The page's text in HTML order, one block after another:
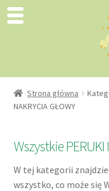
Strona główna
NAKRYCIA GŁOWY
Wszystkie PERUKI
W tej kategorii
wszystko, co może się